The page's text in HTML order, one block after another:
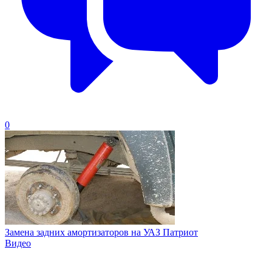
0
Замена задних амортизаторов на УАЗ Патриот
Видео